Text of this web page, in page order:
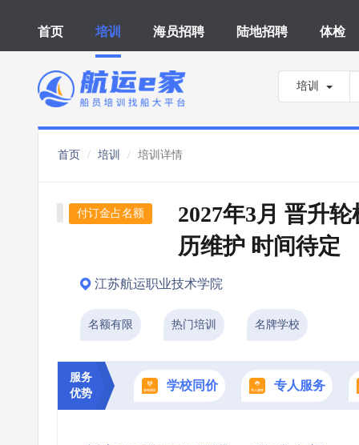
首页 培训 海员招聘 陆地招聘 体检
培训
首页 培训 培训详情
付订金占名额
2027年3月 晋升
历维护 时间待定
江苏航运职业技术学院
名额有限 热门培训 名牌学校
服务
优势
学校同价 专人服务